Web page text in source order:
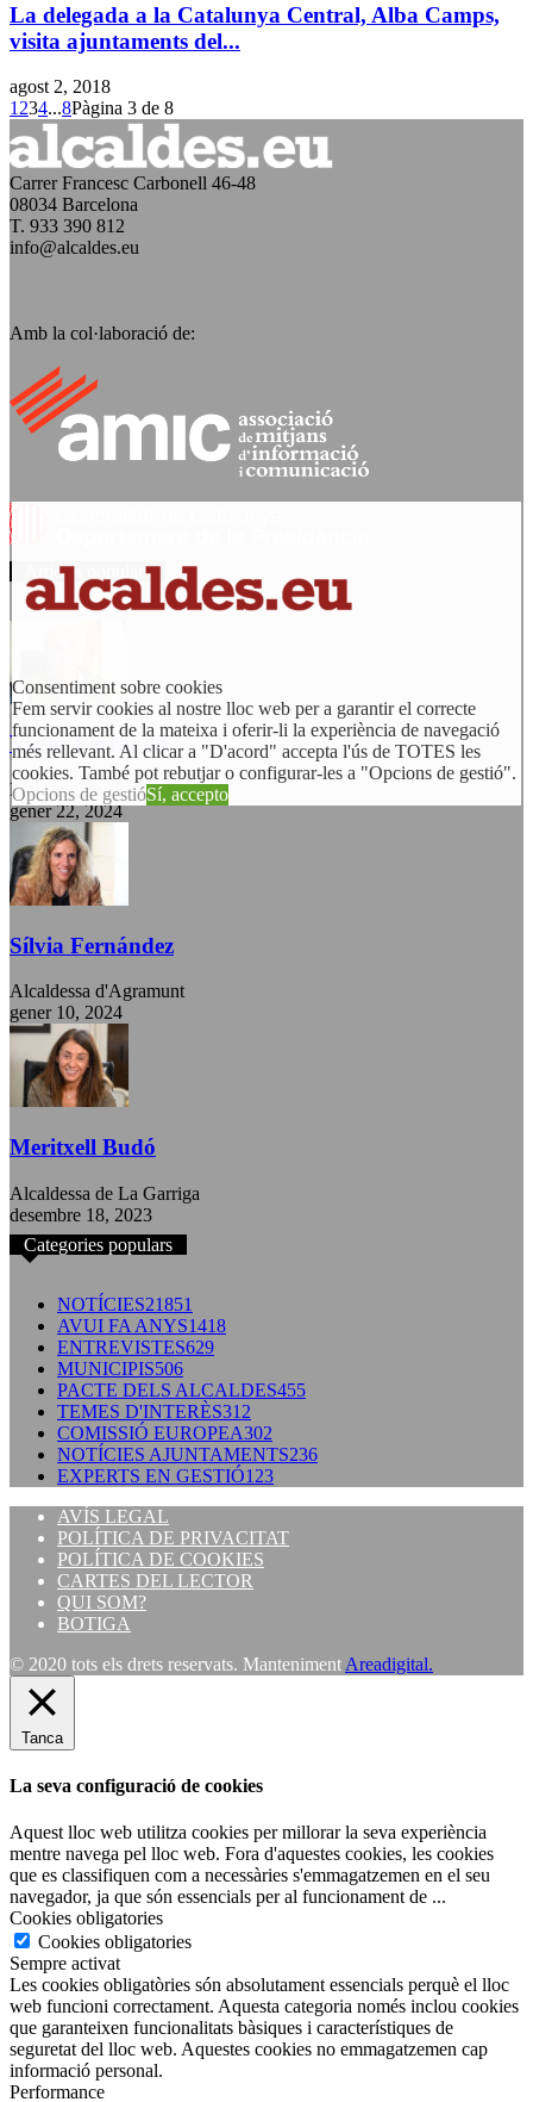
La delegada a la Catalunya Central, Alba Camps,
visita ajuntaments del...
agost 2, 2018
1 234...8Pàgina 3 de 8
Carrer Francesc Carbonell 46-48
08034 Barcelona
T. 933 390 812
info@alcaldes.eu
Amb la col·laboració de:
Articles populars
Victor Ferrando
President de l'EMD de Jesús
gener 22, 2024
Sílvia Fernández
Alcaldessa d'Agramunt
gener 10, 2024
Meritxell Budó
Alcaldessa de La Garriga
desembre 18, 2023
Categories populars
NOTÍCIES21851
AVUI FA ANYS1418
ENTREVISTES629
MUNICIPIS506
PACTE DELS ALCALDES455
TEMES D'INTERÈS312
COMISSIÓ EUROPEA302
NOTÍCIES AJUNTAMENTS236
EXPERTS EN GESTIÓ123
AVÍS LEGAL
POLÍTICA DE PRIVACITAT
POLÍTICA DE COOKIES
CARTES DEL LECTOR
QUI SOM?
BOTIGA
© 2020 tots els drets reservats. Manteniment Areadigital.
Consentiment sobre cookies
Fem servir cookies al nostre lloc web per a garantir el correcte
funcionament de la mateixa i oferir-li la experiència de navegació
més rellevant. Al clicar a "D'acord" accepta l'ús de TOTES les
cookies. També pot rebutjar o configurar-les a "Opcions de gestió".
Opcions de gestióSí, accepto
Tanca
La seva configuració de cookies
Aquest lloc web utilitza cookies per millorar la seva experiència
mentre navega pel lloc web. Fora d'aquestes cookies, les cookies
que es classifiquen com a necessàries s'emmagatzemen en el seu
navegador, ja que són essencials per al funcionament de ...
Cookies obligatories
Cookies obligatories
Sempre activat
Les cookies obligatòries són absolutament essencials perquè el lloc
web funcioni correctament. Aquesta categoria només inclou cookies
que garanteixen funcionalitats bàsiques i característiques de
seguretat del lloc web. Aquestes cookies no emmagatzemen cap
informació personal.
Performance